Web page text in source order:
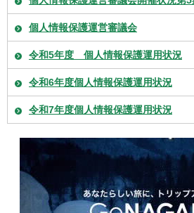
個人情報保護運営審議会
令和5年度 個人情報保護運用状況
令和6年度個人情報保護運用状況
令和7年度個人情報保護運用状況